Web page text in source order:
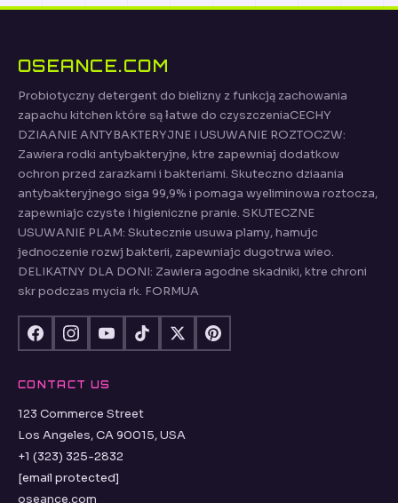
OSEANCE.COM
Probiotyczny detergent do bielizny z funkcją zachowania
zapachu kitchen które są łatwe do czyszczeniaCECHY
DZIAANIE ANTYBAKTERYJNE I USUWANIE ROZTOCZW:
Zawiera rodki antybakteryjne, ktre zapewniaj dodatkow
ochron przed zarazkami i bakteriami. Skuteczno dziaania
antybakteryjnego siga 99,9% i pomaga wyeliminowa roztocza,
zapewniajc czyste i higieniczne pranie. SKUTECZNE
USUWANIE PLAM: Skutecznie usuwa plamy, hamujc
jednoczenie rozwj bakterii, zapewniajc dugotrwa wieo.
DELIKATNY DLA DONI: Zawiera agodne skadniki, ktre chroni
skr podczas mycia rk. FORMUA
CONTACT US
123 Commerce Street
Los Angeles, CA 90015, USA
+1 (323) 325-2832
[email protected]
oseance.com